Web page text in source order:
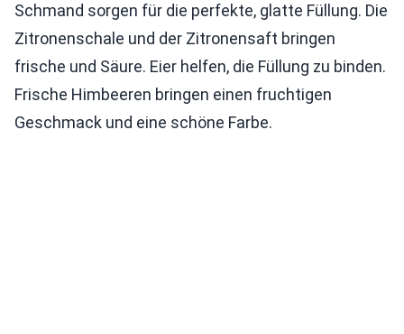
Schmand sorgen für die perfekte, glatte Füllung. Die
Zitronenschale und der Zitronensaft bringen
frische und Säure. Eier helfen, die Füllung zu binden.
Frische Himbeeren bringen einen fruchtigen
Geschmack und eine schöne Farbe.